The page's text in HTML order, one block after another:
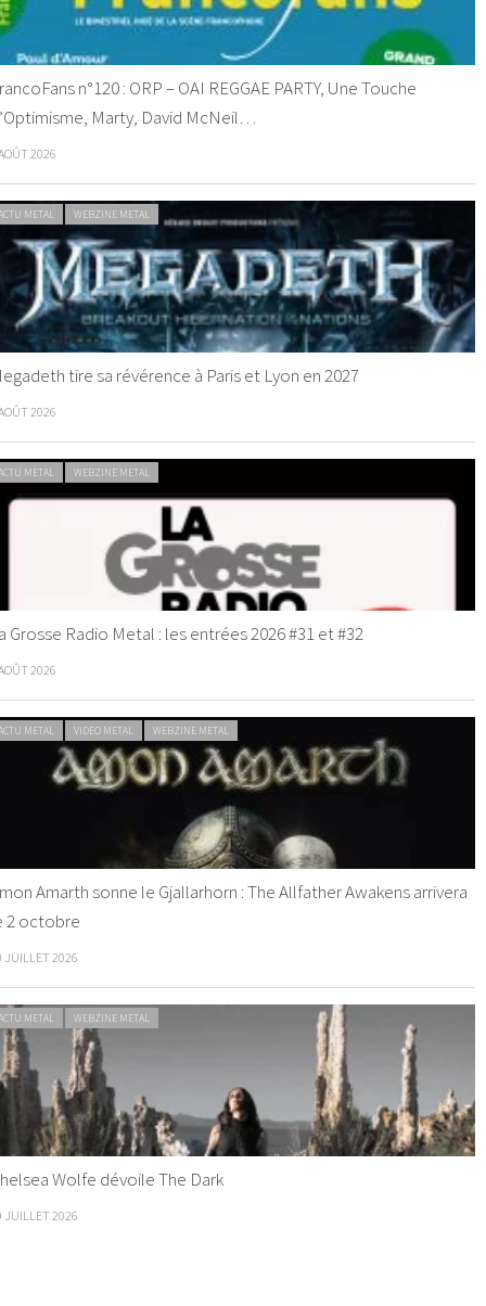
n°120 : ORP – OAI REGGAE PARTY, Une Touche
Marty, David McNeil…
2026
METAL WEBZINE METAL
tire sa révérence à Paris et Lyon en 2027
2026
METAL WEBZINE METAL
Grosse Radio Metal : les entrées 2026 #31 et #32
2026
METAL VIDEO METAL WEBZINE METAL
Amarth sonne le Gjallarhorn : The Allfather Awakens arrivera
2 octobre
JUILLET 2026
METAL WEBZINE METAL
Wolfe dévoile The Dark
JUILLET 2026